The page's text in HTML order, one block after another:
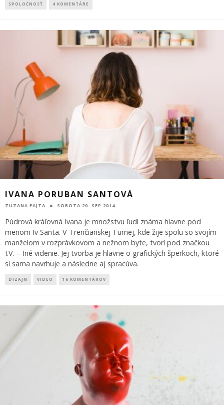
SPOLOČNOSŤ 4 KOMENTÁRE
IVANA PORUBAN SANTOVÁ
ZUZANA FAJTA SOBOTA 20. SEP 2014
Púdrová kráľovná Ivana je množstvu ľudí známa hlavne pod
menom Iv Santa. V Trenčianskej Turnej, kde žije spolu so svojím
manželom v rozprávkovom a nežnom byte, tvorí pod značkou
I.V. – Iné videnie. Jej tvorba je hlavne o grafických šperkoch, ktoré
si sama navrhuje a následne aj spracúva.
DIZAJN VIDEO 16 KOMENTÁROV